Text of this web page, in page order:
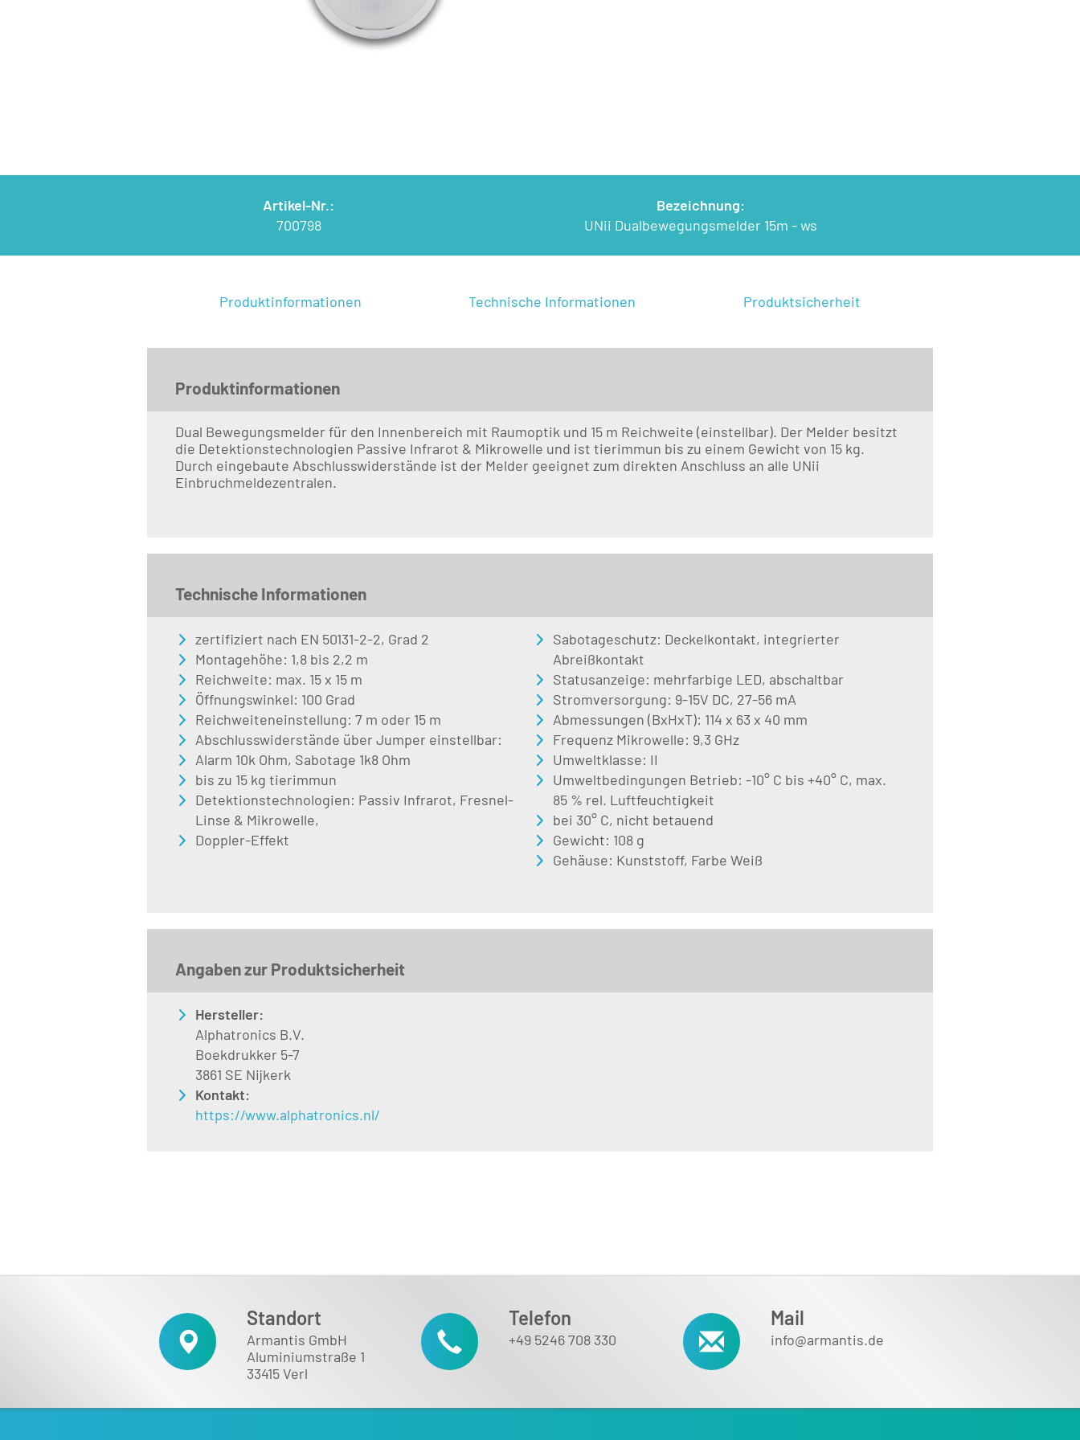
Artikel-Nr.:
700798
Bezeichnung:
UNii Dualbewegungsmelder 15m - ws
Produktinformationen Technische Informationen Produktsicherheit
Produktinformationen
Dual Bewegungsmelder für den Innenbereich mit Raumoptik und 15 m Reichweite (einstellbar). Der Melder besitzt
die Detektionstechnologien Passive Infrarot & Mikrowelle und ist tierimmun bis zu einem Gewicht von 15 kg.
Durch eingebaute Abschlusswiderstände ist der Melder geeignet zum direkten Anschluss an alle UNii
Einbruchmeldezentralen.
Technische Informationen
zertifiziert nach EN 50131-2-2, Grad 2
Montagehöhe: 1,8 bis 2,2 m
Reichweite: max. 15 x 15 m
Öffnungswinkel: 100 Grad
Reichweiteneinstellung: 7 m oder 15 m
Abschlusswiderstände über Jumper einstellbar:
Alarm 10k Ohm, Sabotage 1k8 Ohm
bis zu 15 kg tierimmun
Detektionstechnologien: Passiv Infrarot, Fresnel-
Linse & Mikrowelle,
Doppler-Effekt
Sabotageschutz: Deckelkontakt, integrierter
Abreißkontakt
Statusanzeige: mehrfarbige LED, abschaltbar
Stromversorgung: 9-15V DC, 27-56 mA
Abmessungen (BxHxT): 114 x 63 x 40 mm
Frequenz Mikrowelle: 9,3 GHz
Umweltklasse: II
Umweltbedingungen Betrieb: -10° C bis +40° C, max.
85 % rel. Luftfeuchtigkeit
bei 30° C, nicht betauend
Gewicht: 108 g
Gehäuse: Kunststoff, Farbe Weiß
Angaben zur Produktsicherheit
Hersteller:
Alphatronics B.V.
Boekdrukker 5-7
3861 SE Nijkerk
Kontakt:
https://www.alphatronics.nl/
Standort
Armantis GmbH
Aluminiumstraße 1
33415 Verl
Telefon
+49 5246 708 330
Mail
info@armantis.de